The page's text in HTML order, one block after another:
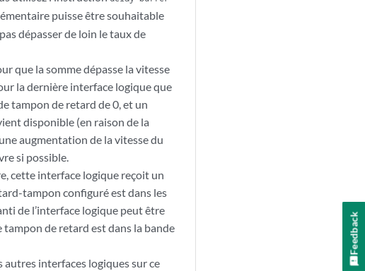
puisse être souhaitable
dépasser de loin le taux de
que la somme dépasse la vitesse
la dernière interface logique que
tampon de retard de 0, et un
disponible (en raison de la
augmentation de la vitesse du
si possible.
cette interface logique reçoit un
tampon configuré est dans les
de l’interface logique peut être
de retard est dans la bande
interfaces logiques sur ce
Feedback